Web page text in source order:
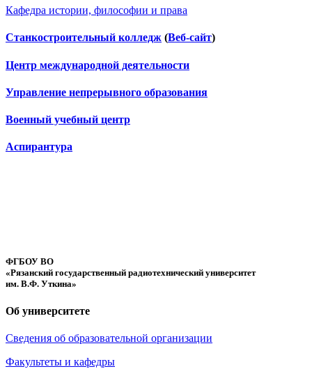
Кафедра истории, философии и права
Станкостроительный колледж (Веб-сайт)
Центр международной деятельности
Управление непрерывного образования
Военный учебный центр
Аспирантура
ФГБОУ ВО
«Рязанский государственный радиотехнический университет
им. В.Ф. Уткина»
Об университете
Сведения об образовательной организации
Факультеты и кафедры